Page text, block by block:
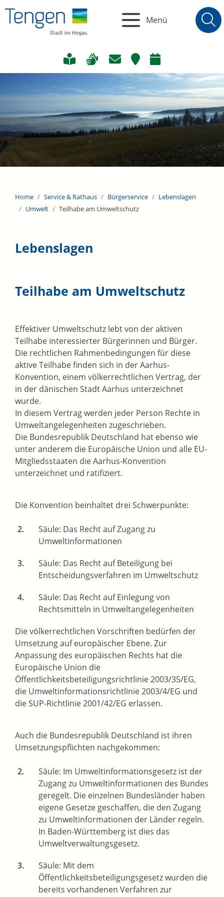
Menü
Home Service & Rathaus Bürgerservice
Lebenslagen
Umwelt
Teilhabe am Umweltschutz
Lebenslagen
Teilhabe am Umweltschutz
Effektiver Umweltschutz lebt von der aktiven
Teilhabe interessierter Bürgerinnen und Bürger.
Die rechtlichen Rahmenbedingungen für diese
aktive Teilhabe finden sich in der Aarhus-
Konvention, einem völkerrechtlichen Vertrag, der
in der dänischen Stadt Aarhus unterzeichnet
wurde.
In diesem Vertrag werden jeder Person Rechte in
Umweltangelegenheiten zugeschrieben.
Die Bundesrepublik Deutschland hat ebenso wie
unter anderem die Europäische Union und alle EU-
Mitgliedsstaaten die Aarhus-Konvention
unterzeichnet und ratifiziert.
Die Konvention beinhaltet drei Schwerpunkte:
Säule: Das Recht auf Zugang zu
Umweltinformationen
Säule: Das Recht auf Beteiligung bei
Entscheidungsverfahren im Umweltschutz
Säule: Das Recht auf Einlegung von
Rechtsmitteln in Umweltangelegenheiten
Die völkerrechtlichen Vorschriften bedürfen der
Umsetzung auf europäischer Ebene. Zur
Anpassung des europäischen Rechts hat die
Europäische Union die
Öffentlichkeitsbeteiligungsrichtlinie 2003/35/EG,
die Umweltinformationsrichtlinie 2003/4/EG und
die SUP-Richtlinie 2001/42/EG erlassen.
Auch die Bundesrepublik Deutschland ist ihren
Umsetzungspflichten nachgekommen:
Säule: Im Umweltinformationsgesetz ist der
Zugang zu Umweltinformationen des Bundes
geregelt. Die einzelnen Bundesländer haben
eigene Gesetze geschaffen, die den Zugang
zu Umweltinformationen der Länder regeln.
In Baden-Württemberg ist dies das
Umweltverwaltungsgesetz.
Säule: Mit dem
Öffentlichkeitsbeteiligungsgesetz wurden die
bereits vorhandenen Verfahren zur